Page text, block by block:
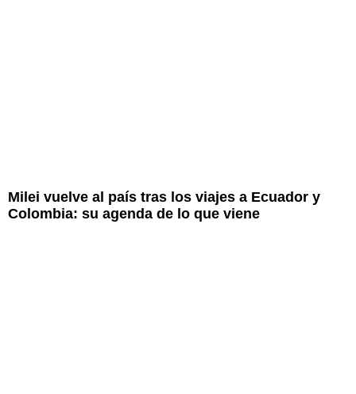
Milei vuelve al país tras los viajes a Ecuador y
Colombia: su agenda de lo que viene